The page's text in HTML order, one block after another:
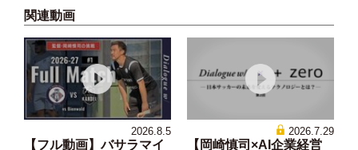
関連動画
2026.8.5
【フル動画】バサラマイ
2026.7.29
【岡崎慎司×AI企業経営